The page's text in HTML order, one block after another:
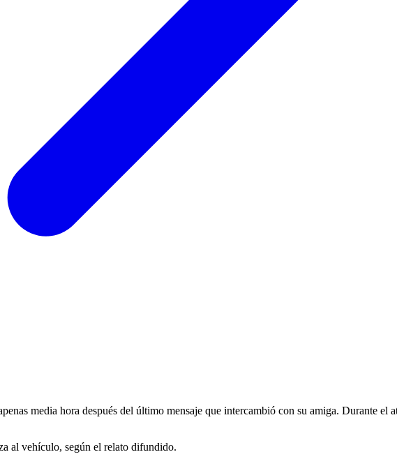
media hora después del último mensaje que intercambió con su amiga. Durante el
al vehículo, según el relato difundido.